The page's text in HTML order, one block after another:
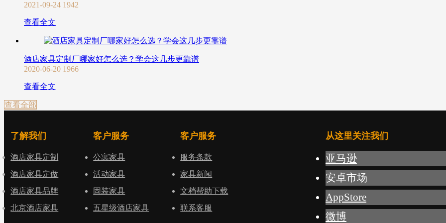
2021-09-24 1942
查看全文
酒店家具定制厂哪家好怎么选？学会这几步更靠谱
2020-06-20 1966
查看全文
查看全部
了解我们
酒店家具定制
酒店家具定做
酒店家具品牌
北京酒店家具
客户服务
公寓家具
活动家具
固装家具
五星级酒店家具
客户服务
服务条款
家具新闻
文档帮助下载
联系客服
从这里关注我们
亚马逊
安卓市场
AppStore
微博